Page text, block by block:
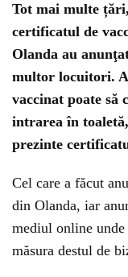
Tot mai multe
certificatul de
Olanda au
multor locuitori.
vaccinat poate să
intrarea în
prezinte
Cel care a făcut
din Olanda, iar
mediul online
măsura destul de